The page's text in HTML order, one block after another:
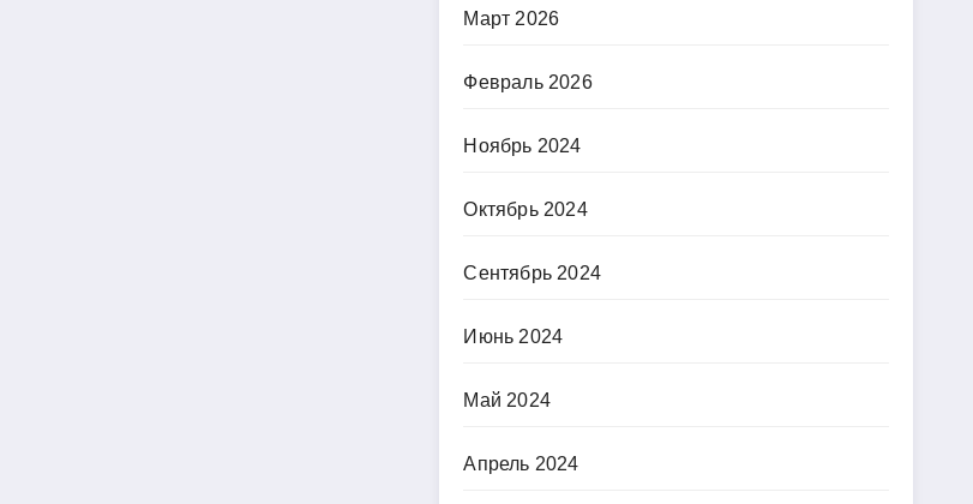
Март 2026
Февраль 2026
Ноябрь 2024
Октябрь 2024
Сентябрь 2024
Июнь 2024
Май 2024
Апрель 2024